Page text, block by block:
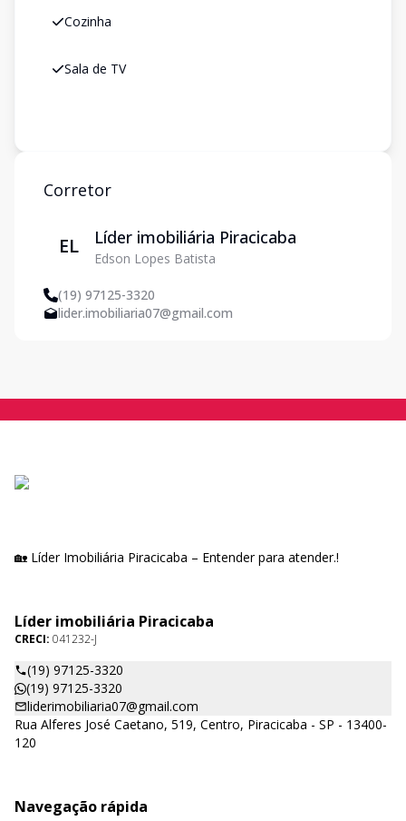
Cozinha
Sala de TV
Corretor
EL Líder imobiliária Piracicaba
Edson Lopes Batista
(19) 97125-3320
lider.imobiliaria07@gmail.com
🏡 Líder Imobiliária Piracicaba – Entender para atender.!
Líder imobiliária Piracicaba
CRECI: 041232-J
(19) 97125-3320
(19) 97125-3320
liderimobiliaria07@gmail.com
Rua Alferes José Caetano, 519, Centro, Piracicaba - SP - 13400-
120
Navegação rápida